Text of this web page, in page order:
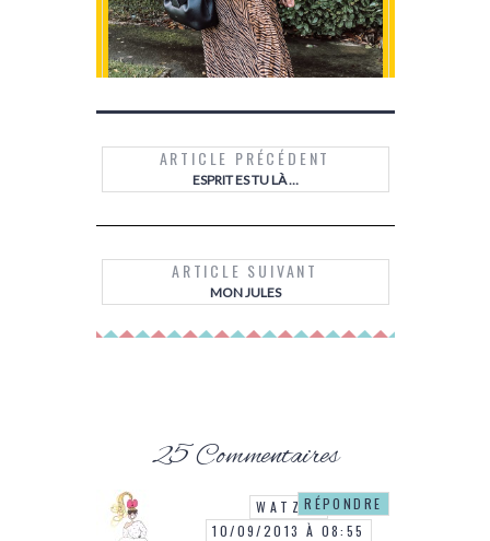
ARTICLE PRÉCÉDENT
ESPRIT ES TU LÀ …
ARTICLE SUIVANT
MON JULES
25 Commentaires
WATZIS
10/09/2013 À 08:55
RÉPONDRE